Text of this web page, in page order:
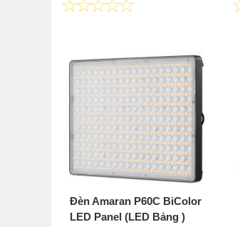
Đèn Amaran P60C BiColor
LED Panel (LED Bảng )